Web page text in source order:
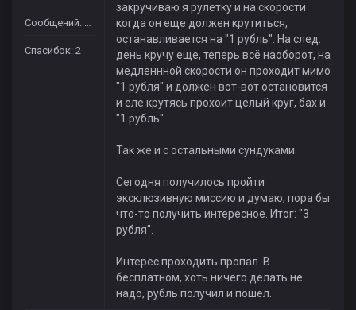
Сообщений: 18
Спасибок: 2
закручиваю я рулетку и на скорости
когда он еще должен крутиться,
останавливается на "1 рубль". На след.
день кручу еще, теперь всё наоборот, на
медленнной скорости он проходит мимо
"1 рубля" и должен вот-вот остановится
и еле крутясь прохоит целый круг, бах и
"1 рубль".
Так же и с остальными сундуками.
Сегодня получилось пройти
эксклюзивную миссию и думаю, пора бы
что-то получить интересное. Итог: "3
рубля".
Интерес проходить пропал. В
бесплатном, хоть ничего делать не
надо, рубль получил и пошел.